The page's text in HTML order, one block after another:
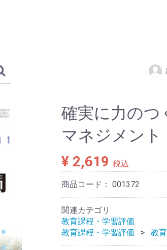
確実に力のつ
マネジメント
¥ 2,619 税込
商品コード： 001372
関連カテゴリ
教育課程・学習評価
教育課程・学習評価
教